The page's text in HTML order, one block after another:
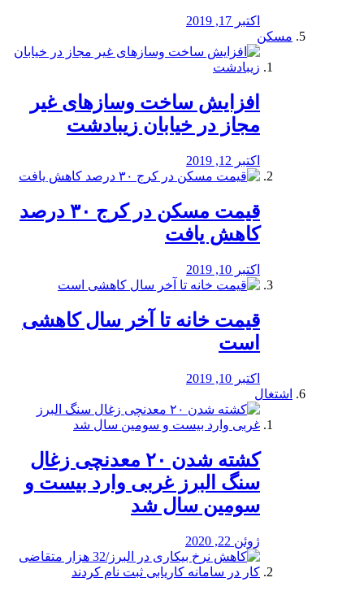
اکتبر 17, 2019
مسکن
افزایش ساخت وسازهای غیر
مجاز در خیابان زیبادشت
اکتبر 12, 2019
️قیمت مسکن در کرج ۳۰ درصد
کاهش یافت
اکتبر 10, 2019
قیمت خانه تا آخر سال کاهشی
است
اکتبر 10, 2019
اشتغال
کشته شدن ۲۰ معدنچی زغال
سنگ البرز غربی وارد بیست و
سومین سال شد
ژوئن 22, 2020